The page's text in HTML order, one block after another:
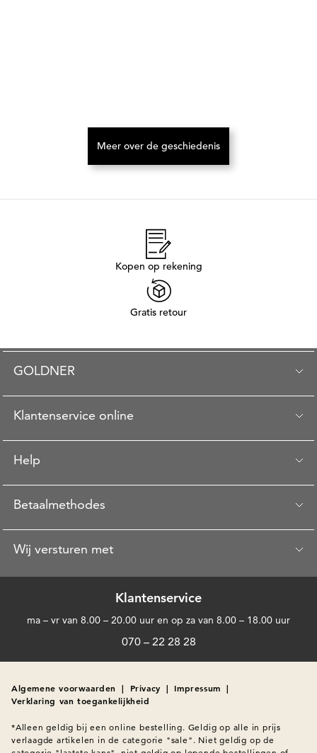
Meer over de geschiedenis(Opent in een nieuw tabblad)
Kopen op rekening
Gratis retour
GOLDNER
Klantenservice online
Help
Betaalmethodes
Wij versturen met
Klantenservice
ma – vr van 8.00 – 20.00 uur en op za van 8.00 – 18.00 uur
070 – 22 28 28
Algemene voorwaarden | Privacy | Impressum |
Verklaring van toegankelijkheid
*Alleen geldig bij een online bestelling. Geldig op alle in prijs
verlaagde artikelen in de categorie "sale". Niet geldig op de